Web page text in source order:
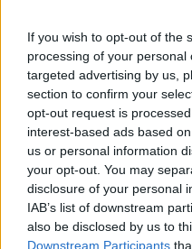
If you wish to opt-out of the
processing of your
targeted advertising by us,
section to confirm your
opt-out request is
interest-based ads based
us or personal information
your opt-out. You may
disclosure of your personal
IAB’s list of downstream
also be disclosed by us to
Downstream Participants